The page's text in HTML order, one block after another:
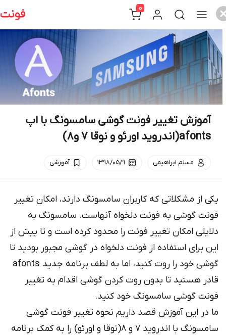
آموزش تغییر فونت گوشی سامسونگ با اپ
afonts(اندروید اورئو و نوقا 7 و8)
مسلم ابراهیمی ۱۳۹۸/۰۵/۹ آموزشی
از مشکلاتی که کاربران سامسونگ دارند، امکان تغییر
گوشی به فونت دلخواه آنهاست. سامسونگ به
امکان تغییر فونت را محدود کرده است و تا پیش از
برای استفاده از فونت دلخواه در گوشی مجبور بودید تا
گوشی خود را روت کنید، اما به لطف برنامه جدید afonts
هستید تا بدون روت کردن گوشی اقدام به تغییر
گوشی سامسونگ خود کنید.
در این آموزش قصد داریم نحوه تغییر فونت گوشی
سامسونگ با اندروید 7 و 8(نوقا و اورئو) را به کمک برنامه